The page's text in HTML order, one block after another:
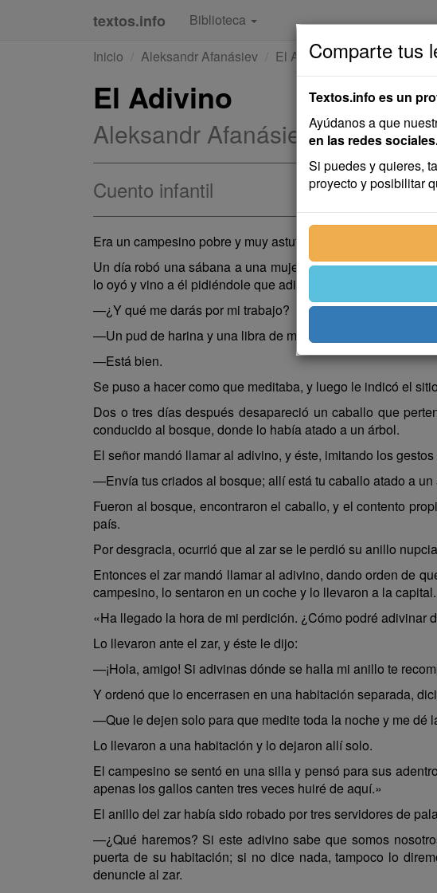
textos.info Biblioteca
Inicio
Aleksandr Afanásiev El Adivino
El Adivino
Aleksandr Afanásiev
Cuento infantil
Era un campesino pobre y muy astuto apodado Escarabajo,
Un día robó una sábana a una mujer, la escondió en un
lo oyó y vino a él pidiéndole que adivinase dónde estaba su
—¿Y qué me darás por mi trabajo?
—Un pud de harina y una libra de manteca.
—Está bien.
Se puso a hacer como que meditaba, y luego le indicó el
Dos o tres días después desapareció un caballo que
conducido al bosque, donde lo había atado a un árbol.
El señor mandó llamar al adivino, y éste, imitando los
—Envía tus criados al bosque; allí está tu caballo atado a un
Fueron al bosque, encontraron el caballo, y el contento
país.
Por desgracia, ocurrió que al zar se le perdió su anillo
Entonces el zar mandó llamar al adivino, dando orden de
campesino, lo sentaron en un coche y lo llevaron a la
«Ha llegado la hora de mi perdición. ¿Cómo podré adivinar
Lo llevaron ante el zar, y éste le dijo:
—¡Hola, amigo! Si adivinas dónde se halla mi anillo te
Y ordenó que lo encerrasen en una habitación separada,
—Que le dejen solo para que medite toda la noche y me dé
Lo llevaron a una habitación y lo dejaron allí solo.
El campesino se sentó en una silla y pensó para sus
apenas los gallos canten tres veces huiré de aquí.»
El anillo del zar había sido robado por tres servidores de
—¿Qué haremos? Si este adivino sabe que somos
puerta de su habitación; si no dice nada, tampoco lo
denuncie al zar.
Comparte tus
Textos.info es un
Ayúdanos a que
en las redes
Si puedes y quieres,
proyecto y posibilitar